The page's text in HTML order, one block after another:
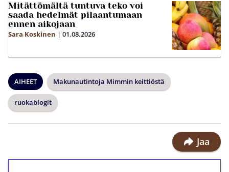
Mitättömältä tuntuva teko voi
saada hedelmät pilaantumaan
ennen aikojaan
Sara Koskinen | 01.08.2026
AIHEET Makunautintoja Mimmin keittiöstä
ruokablogit
Jaa